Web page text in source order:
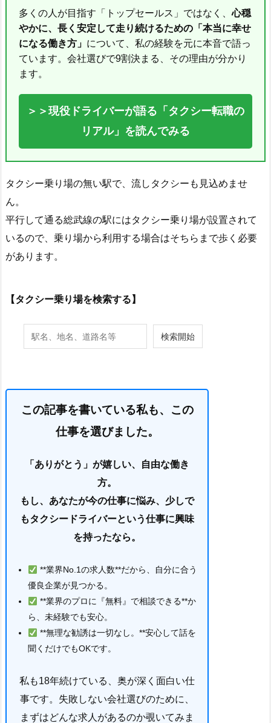
多くの人が目指す「トップセールス」ではなく、心穏
やかに、長く安定して走り続けるための「本当に幸せ
になる働き方」 について、私の経験を元に本音で語っ
ています。会社選びで9割決まる、その理由が分かり
ます。
＞＞現役ドライバーが語る「タクシー転職の
リアル」を読んでみる
タクシー乗り場の無い駅で、流しタクシーも見込めませ
ん。
平行して通る総武線の駅にはタクシー乗り場が設置されて
いるので、乗り場から利用する場合はそちらまで歩く必要
があります。
【タクシー乗り場を検索する】
この記事を書いている私も、この
仕事を選びました。
「ありがとう」が嬉しい、自由な働き
方。
もし、あなたが今の仕事に悩み、少しで
もタクシードライバーという仕事に興味
を持ったなら。
**業界No.1の求人数**だから、自分に合う
優良企業が見つかる。
**業界のプロに『無料』で相談できる**か
ら、未経験でも安心。
**無理な勧誘は一切なし。**安心して話を
聞くだけでもOKです。
私も18年続けている、奥が深く面白い仕
事です。失敗しない会社選びのために、
まずはどんな求人があるのか覗いてみま